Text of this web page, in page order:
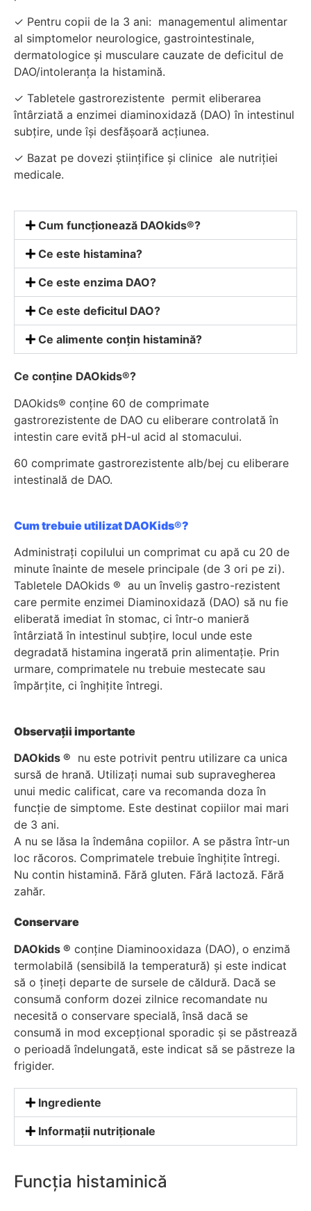
✓ Pentru copii de la 3 ani: managementul alimentar
al simptomelor neurologice, gastrointestinale,
dermatologice și musculare cauzate de deficitul de
DAO/intoleranța la histamină.
✓ Tabletele gastrorezistente permit eliberarea
întârziată a enzimei diaminoxidază (DAO) în intestinul
subțire, unde își desfășoară acțiunea.
✓ Bazat pe dovezi științifice și clinice ale nutriției
medicale.
Cum funcționează DAOkids®?
Ce este histamina?
Ce este enzima DAO?
Ce este deficitul DAO?
Ce alimente conțin histamină?
Ce conține DAOkids®?
DAOkids® conține 60 de comprimate
gastrorezistente de DAO cu eliberare controlată în
intestin care evită pH-ul acid al stomacului.
60 comprimate gastrorezistente alb/bej cu eliberare
intestinală de DAO.
Cum trebuie utilizat DAOKids®?
Administrați copilului un comprimat cu apă cu 20 de
minute înainte de mesele principale (de 3 ori pe zi).
Tabletele DAOkids ® au un înveliș gastro-rezistent
care permite enzimei Diaminoxidază (DAO) să nu fie
eliberată imediat în stomac, ci într-o manieră
întârziată în intestinul subțire, locul unde este
degradată histamina ingerată prin alimentație. Prin
urmare, comprimatele nu trebuie mestecate sau
împărțite, ci înghițite întregi.
Observații importante
DAOkids ® nu este potrivit pentru utilizare ca unica
sursă de hrană. Utilizați numai sub supravegherea
unui medic calificat, care va recomanda doza în
funcție de simptome. Este destinat copiilor mai mari
de 3 ani.
A nu se lăsa la îndemâna copiilor. A se păstra într-un
loc răcoros. Comprimatele trebuie înghițite întregi.
Nu contin histamină. Fără gluten. Fără lactoză. Fără
zahăr.
Conservare
DAOkids ® conține Diaminooxidaza (DAO), o enzimă
termolabilă (sensibilă la temperatură) și este indicat
să o țineți departe de sursele de căldură. Dacă se
consumă conform dozei zilnice recomandate nu
necesită o conservare specială, însă dacă se
consumă in mod excepțional sporadic și se păstrează
o perioadă îndelungată, este indicat să se păstreze la
frigider.
Ingrediente
Informații nutriționale
Funcția histaminică